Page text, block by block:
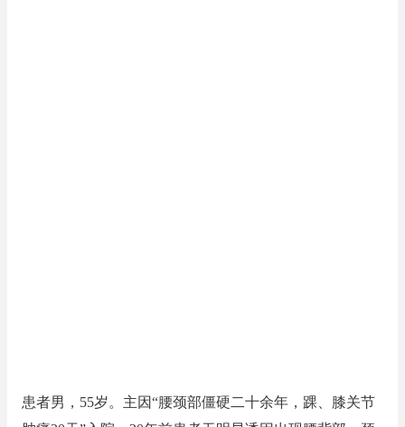
患者男，55岁。主因“腰颈部僵硬二十余年，踝、膝关节